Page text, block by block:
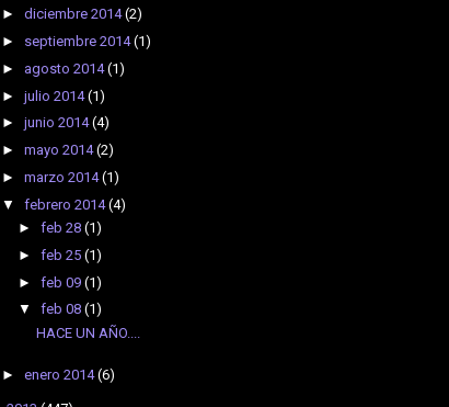
► diciembre 2014(2)
► septiembre 2014(1)
► agosto 2014(1)
► julio 2014(1)
► junio 2014(4)
► mayo 2014(2)
► marzo 2014(1)
▼ febrero 2014(4)
►feb 28(1)
►feb 25(1)
►feb 09(1)
▼feb 08(1)
HACE UN AÑO....
► enero 2014(6)